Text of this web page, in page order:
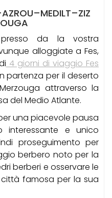
da la vostra
alloggiate a Fes,
4 giorni di viaggio Fes
partenza per il deserto
attraverso la
del Medio Atlante.
una piacevole pausa
interessante e unico
proseguimento per
berbero noto per la
berberi e osservare le
città famosa per la sua